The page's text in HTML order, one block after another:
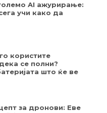
AI ажурирање:
учи како да
користите
се полни?
што ќе ве
за дронови: Еве